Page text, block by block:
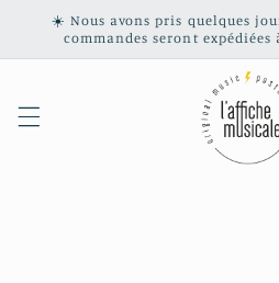
passer
contenu
☀️ Nous avons pris quelques
commandes seront